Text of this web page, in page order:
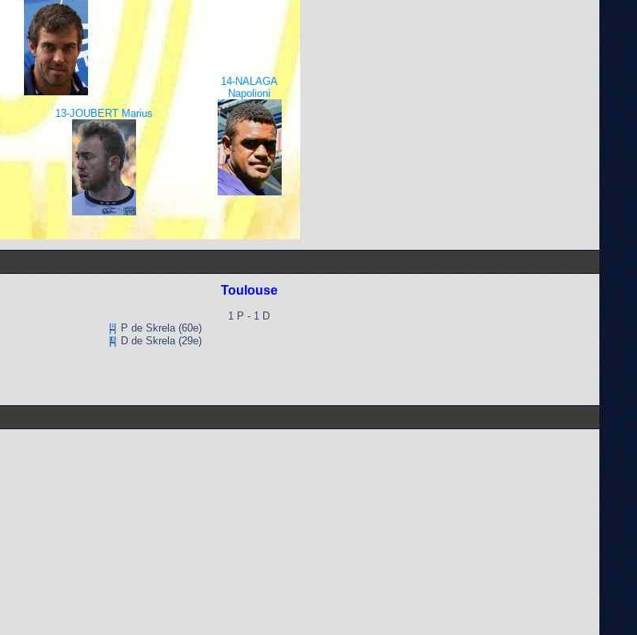
14-NALAGA
Napolioni
13-JOUBERT Marius
Toulouse
1 P - 1 D
P de Skrela (60e)
D de Skrela (29e)